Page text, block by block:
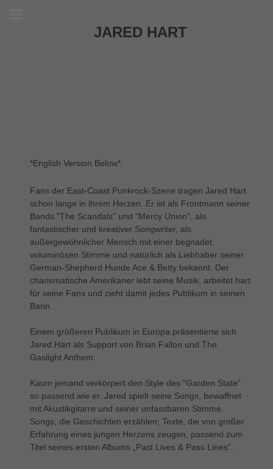
JARED HART
*English Version Below*
Fans der East-Coast Punkrock-Szene tragen Jared Hart
schon lange in ihrem Herzen. Er ist als Frontmann seiner
Bands "The Scandals" und "Mercy Union", als
fantastischer und kreativer Songwriter, als
außergewöhnlicher Mensch mit einer begnadet,
voluminösen Stimme und natürlich als Liebhaber seiner
German-Shepherd Hunde Ace & Betty bekannt. Der
charismatische Amerikaner lebt seine Musik, arbeitet hart
für seine Fans und zieht damit jedes Publikum in seinen
Bann.
Einem größeren Publikum in Europa präsentierte sich
Jared Hart als Support von Brian Fallon und The
Gaslight Anthem.
Kaum jemand verkörpert den Style des "Garden State"
so passend wie er. Jared spielt seine Songs, bewaffnet
mit Akustikgitarre und seiner unfassbaren Stimme.
Songs, die Geschichten erzählen; Texte, die von großer
Erfahrung eines jungen Herzens zeugen, passend zum
Titel seines ersten Albums „Past Lives & Pass Lines“.